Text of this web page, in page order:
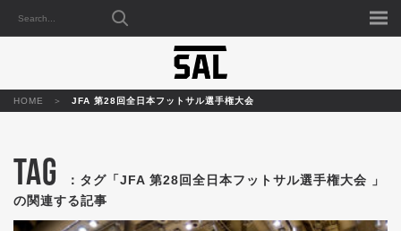
HOME JFA 第28回全日本フットサル選手権大会
TAG
：タグ「JFA 第28回全日本フットサル選手権大会 」
の関連する記事